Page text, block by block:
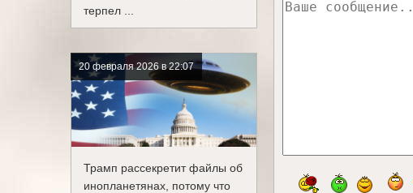
терпел ...
20 февраля 2026 в 22:07
Трамп рассекретит файлы об
инопланетянах, потому что